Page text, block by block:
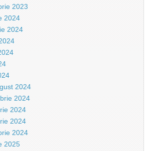
2023
2024
2024
2024
2024
2024
2024
2024
2025